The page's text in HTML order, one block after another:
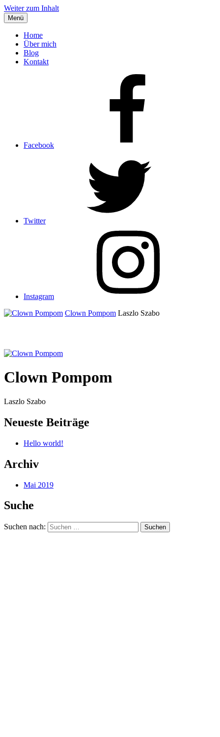
Weiter zum Inhalt
Menü
Home
Über mich
Blog
Kontakt
Facebook
Twitter
Instagram
Clown Pompom Laszlo Szabo
Clown Pompom
Laszlo Szabo
Neueste Beiträge
Hello world!
Archiv
Mai 2019
Suche
Suchen nach: